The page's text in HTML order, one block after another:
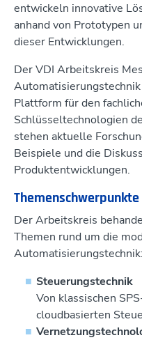
entwickeln innovative
anhand von Prototypen
dieser Entwicklungen.
Der VDI Arbeitskreis
Plattform für den
Schlüsseltechnologien
stehen aktuelle
Beispiele und die
Produktentwicklungen.
Themenschwerpunkte
Der Arbeitskreis
Themen rund um die
Automatisierungstechnik:
Steuerungstechnik
Von klassischen
cloudbasierten